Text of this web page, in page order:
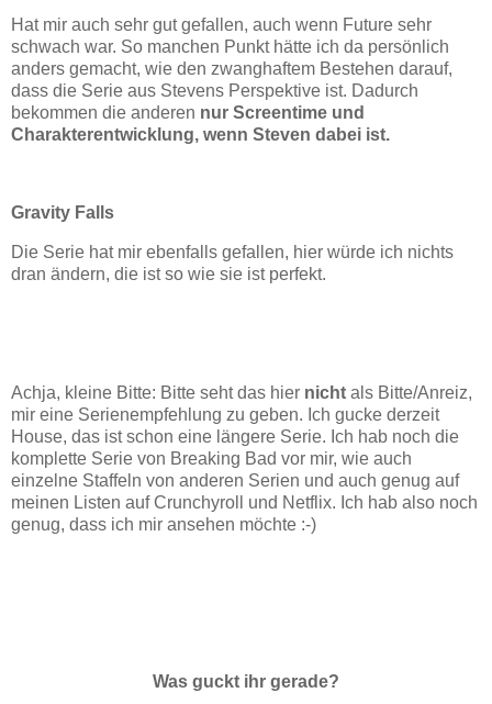
Hat mir auch sehr gut gefallen, auch wenn Future sehr
schwach war. So manchen Punkt hätte ich da persönlich
anders gemacht, wie den zwanghaftem Bestehen darauf,
dass die Serie aus Stevens Perspektive ist. Dadurch
bekommen die anderen nur Screentime und
Charakterentwicklung, wenn Steven dabei ist.
Gravity Falls
Die Serie hat mir ebenfalls gefallen, hier würde ich nichts
dran ändern, die ist so wie sie ist perfekt.
Achja, kleine Bitte: Bitte seht das hier nicht als Bitte/Anreiz,
mir eine Serienempfehlung zu geben. Ich gucke derzeit
House, das ist schon eine längere Serie. Ich hab noch die
komplette Serie von Breaking Bad vor mir, wie auch
einzelne Staffeln von anderen Serien und auch genug auf
meinen Listen auf Crunchyroll und Netflix. Ich hab also noch
genug, dass ich mir ansehen möchte :-)
Was guckt ihr gerade?